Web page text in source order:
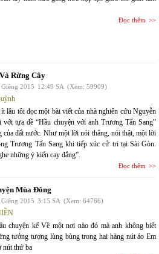
Đọc thêm
Rừng Cây
2015 12:49 SA (Xem: 59909)
lâu tôi đọc một bài viết của nhà nghiên cứu Nguyễn
với tựa đề “Hầu chuyện với anh Trương Tấn Sang”
của đất nước. Như một lời nói thẳng, nói thật, một lời
Trương Tấn Sang khi tiếp xúc cử tri tại Sài Gòn.
những ý kiến cay đắng”.
Đọc thêm
Mùa Đông
2015 3:15 SA (Xem: 64766)
chuyện kể Về một nơi nào đó mà anh không biết
tưởng tượng lùng bùng trong hai hàng nút áo Em
nút thứ ba